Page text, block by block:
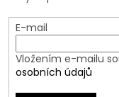
E-mail
Vložením e-mailu
osobních údajů